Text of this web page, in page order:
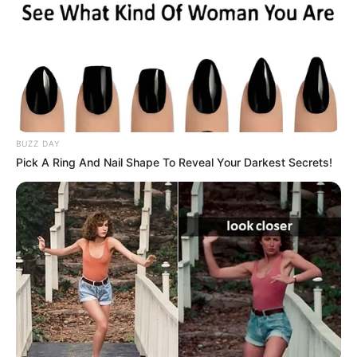
записів
чадним газом
губернатора Закарпаття
несертифіковані
снайперські гвинтівки
BUZZ DAY
Pick A Ring And Nail Shape To Reveal Your Darkest Secrets!